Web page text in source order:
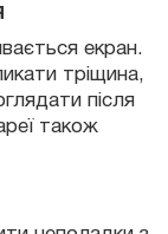
екран.
тріщина,
після
також